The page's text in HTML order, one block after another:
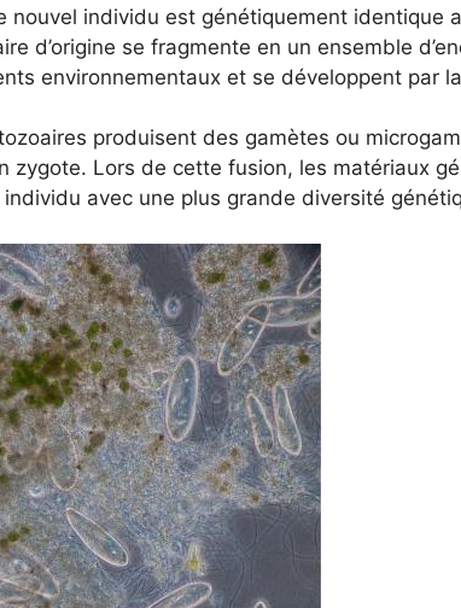
nouvel individu est génétiquement identique
d’origine se fragmente en un ensemble
environnementaux et se développent par
produisent des gamètes ou
zygote. Lors de cette fusion, les matériaux
avec une plus grande diversité